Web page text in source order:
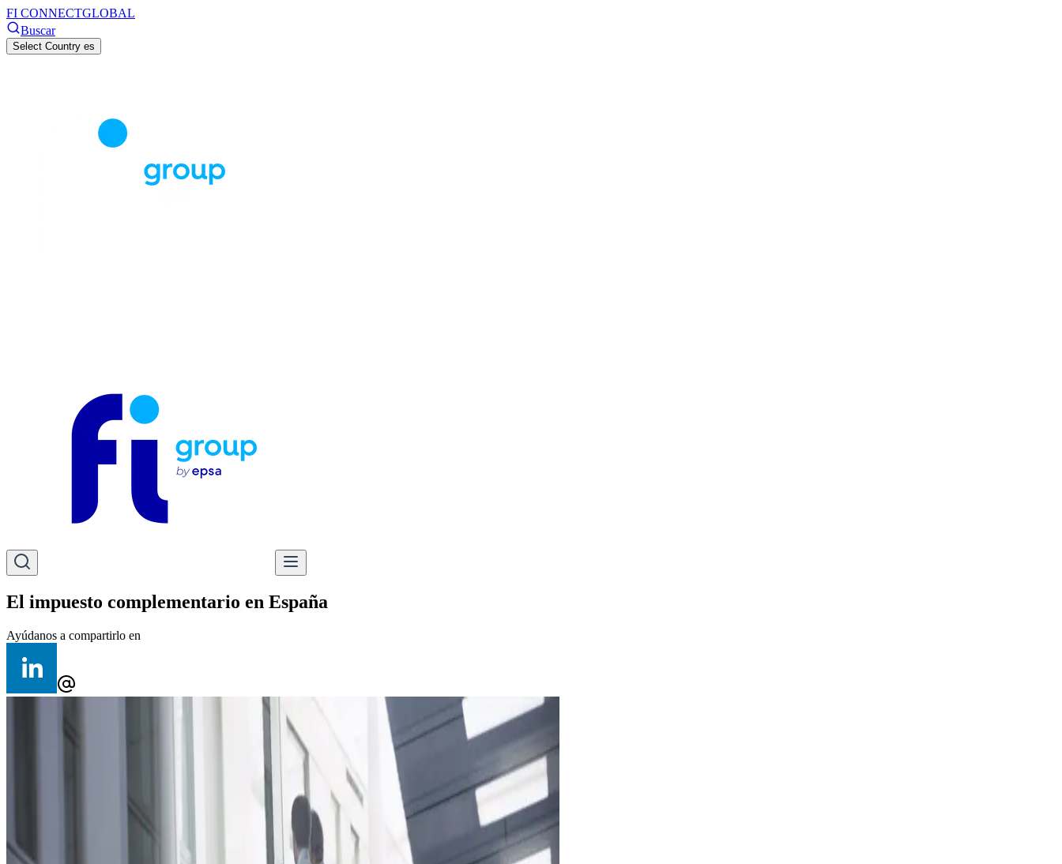
FI CONNECTGLOBAL
Buscar
Select Country es
El impuesto complementario en España
Ayúdanos a compartirlo en